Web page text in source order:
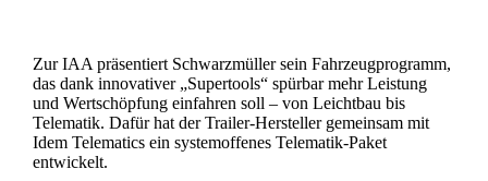
Zur IAA präsentiert Schwarzmüller sein Fahrzeugprogramm,
das dank innovativer „Supertools“ spürbar mehr Leistung
und Wertschöpfung einfahren soll – von Leichtbau bis
Telematik. Dafür hat der Trailer-Hersteller gemeinsam mit
Idem Telematics ein systemoffenes Telematik-Paket
entwickelt.